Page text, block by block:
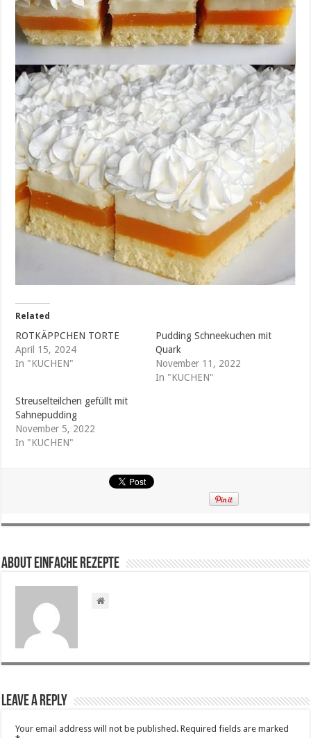
Related
ROTKÄPPCHEN TORTE
April 15, 2024
In "KUCHEN"
Pudding Schneekuchen mit
Quark
November 11, 2022
In "KUCHEN"
Streuselteilchen gefüllt mit
Sahnepudding
November 5, 2022
In "KUCHEN"
About Einfache Rezepte
Leave a Reply
Your email address will not be published. Required fields are marked